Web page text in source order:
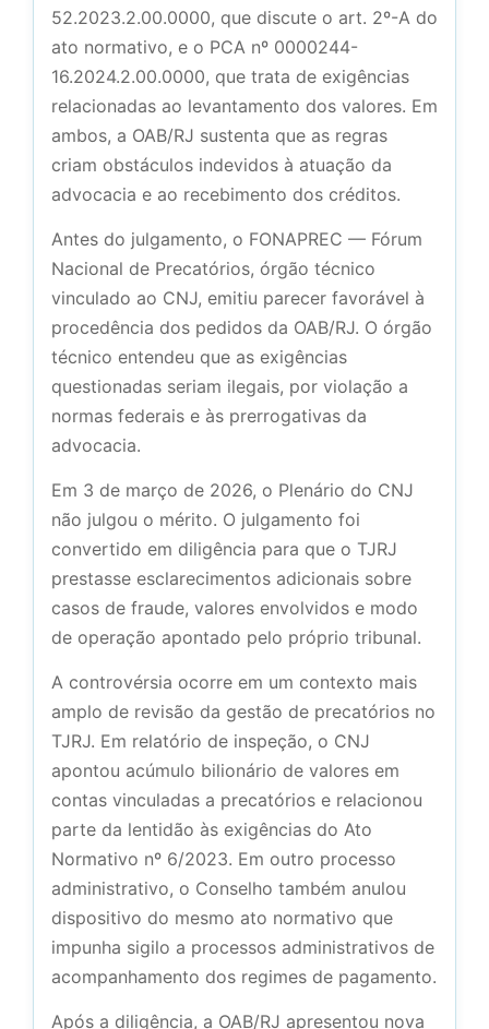
52.2023.2.00.0000, que discute o art. 2º-A do
ato normativo, e o PCA nº 0000244-
16.2024.2.00.0000, que trata de exigências
relacionadas ao levantamento dos valores. Em
ambos, a OAB/RJ sustenta que as regras
criam obstáculos indevidos à atuação da
advocacia e ao recebimento dos créditos.
Antes do julgamento, o FONAPREC — Fórum
Nacional de Precatórios, órgão técnico
vinculado ao CNJ, emitiu parecer favorável à
procedência dos pedidos da OAB/RJ. O órgão
técnico entendeu que as exigências
questionadas seriam ilegais, por violação a
normas federais e às prerrogativas da
advocacia.
Em 3 de março de 2026, o Plenário do CNJ
não julgou o mérito. O julgamento foi
convertido em diligência para que o TJRJ
prestasse esclarecimentos adicionais sobre
casos de fraude, valores envolvidos e modo
de operação apontado pelo próprio tribunal.
A controvérsia ocorre em um contexto mais
amplo de revisão da gestão de precatórios no
TJRJ. Em relatório de inspeção, o CNJ
apontou acúmulo bilionário de valores em
contas vinculadas a precatórios e relacionou
parte da lentidão às exigências do Ato
Normativo nº 6/2023. Em outro processo
administrativo, o Conselho também anulou
dispositivo do mesmo ato normativo que
impunha sigilo a processos administrativos de
acompanhamento dos regimes de pagamento.
Após a diligência, a OAB/RJ apresentou nova